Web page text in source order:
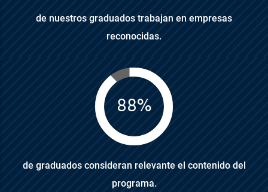
de nuestros graduados trabajan en empresas
reconocidas.
88%
de graduados consideran relevante el contenido del
programa.